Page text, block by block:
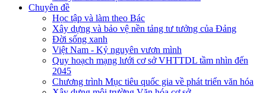
Chuyên đề
Học tập và làm theo Bác
Xây dựng và bảo vệ nền tảng tư tưởng của Đảng
Đời sống xanh
Việt Nam - Kỷ nguyên vươn mình
Quy hoạch mạng lưới cơ sở VHTTDL tầm nhìn đến
2045
Chương trình Mục tiêu quốc gia về phát triển văn hóa